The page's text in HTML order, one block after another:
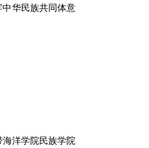
中华民族共同体意
海洋学院民族学院